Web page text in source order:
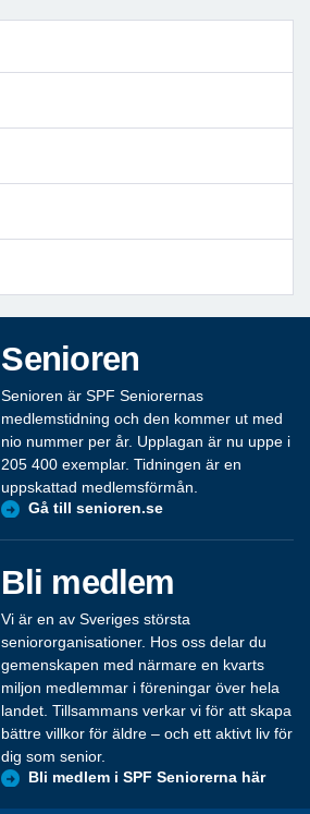
Senioren
Senioren är SPF Seniorernas
medlemstidning och den kommer ut med
nio nummer per år. Upplagan är nu uppe i
205 400 exemplar. Tidningen är en
uppskattad medlemsförmån.
Gå till senioren.se
Bli medlem
Vi är en av Sveriges största
seniororganisationer. Hos oss delar du
gemenskapen med närmare en kvarts
miljon medlemmar i föreningar över hela
landet. Tillsammans verkar vi för att skapa
bättre villkor för äldre – och ett aktivt liv för
dig som senior.
Bli medlem i SPF Seniorerna här